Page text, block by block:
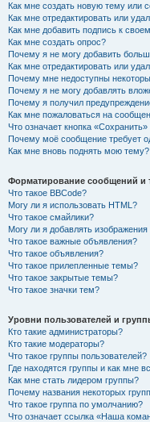
Как мне создать новую тему или
Как мне отредактировать или
Как мне добавить подпись к
Как мне создать опрос?
Почему я не могу добавить
Как мне отредактировать или
Почему мне недоступны
Почему я не могу добавлять
Почему я получил
Как мне пожаловаться на
Что означает кнопка
Почему моё сообщение требует
Как мне вновь поднять мою тему?
Форматирование сообщений и
Что такое BBCode?
Могу ли я использовать HTML?
Что такое смайлики?
Могу ли я добавлять
Что такое важные объявления?
Что такое объявления?
Что такое прилепленные темы?
Что такое закрытые темы?
Что такое значки тем?
Уровни пользователей и
Кто такие администраторы?
Кто такие модераторы?
Что такое группы пользователей?
Где находятся группы и как мне
Как мне стать лидером группы?
Почему названия некоторых
Что такое группа по умолчанию?
Что означает ссылка «Наша